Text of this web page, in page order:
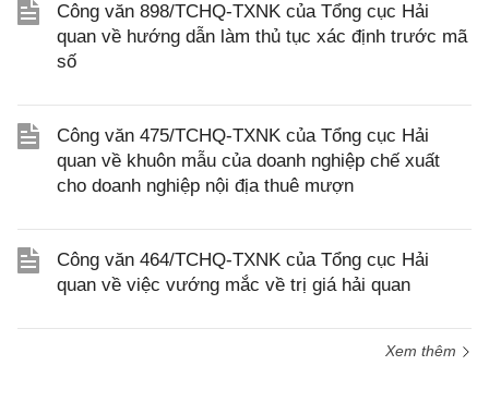
Công văn 898/TCHQ-TXNK của Tổng cục Hải
quan về hướng dẫn làm thủ tục xác định trước mã
số
Công văn 475/TCHQ-TXNK của Tổng cục Hải
quan về khuôn mẫu của doanh nghiệp chế xuất
cho doanh nghiệp nội địa thuê mượn
Công văn 464/TCHQ-TXNK của Tổng cục Hải
quan về việc vướng mắc về trị giá hải quan
Xem thêm